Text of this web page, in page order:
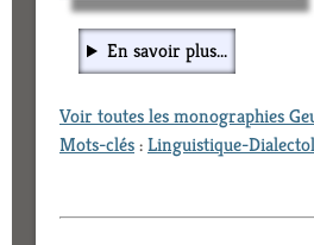
En savoir plus...
Voir toutes les monographies
Mots-clés:Linguistique-